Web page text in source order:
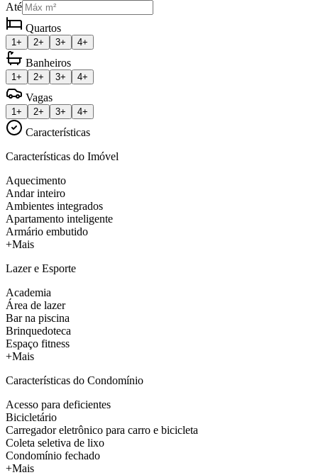
Até
Quartos
1+ 2+ 3+ 4+
Banheiros
1+ 2+ 3+ 4+
Vagas
1+ 2+ 3+ 4+
Características
Características do Imóvel
Aquecimento
Andar inteiro
Ambientes integrados
Apartamento inteligente
Armário embutido
+Mais
Lazer e Esporte
Academia
Área de lazer
Bar na piscina
Brinquedoteca
Espaço fitness
+Mais
Características do Condomínio
Acesso para deficientes
Bicicletário
Carregador eletrônico para carro e bicicleta
Coleta seletiva de lixo
Condomínio fechado
+Mais